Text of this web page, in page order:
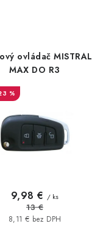
ovládač MISTRAL
MAX DO R3
%
8,11 € bez DPH
9,98 € / ks
13 €